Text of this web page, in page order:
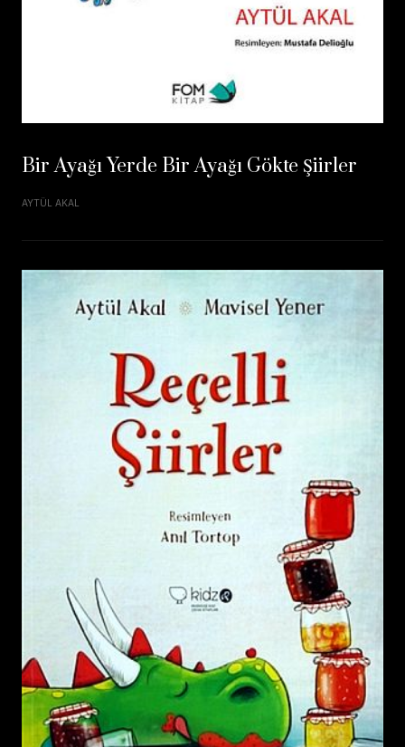
Bir Ayağı Yerde Bir Ayağı Gökte Şiirler
AYTÜL AKAL